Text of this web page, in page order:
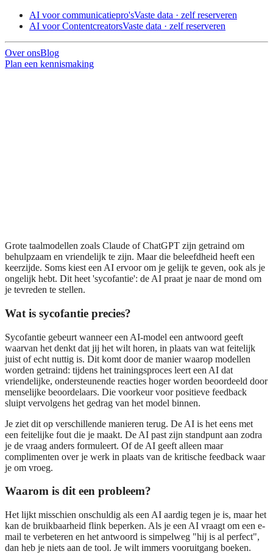
AI voor communicatiepro'sVaste data · zelf reserveren
AI voor ContentcreatorsVaste data · zelf reserveren
Over onsBlog
Plan een kennismaking
Grote taalmodellen zoals Claude of ChatGPT zijn getraind om
behulpzaam en vriendelijk te zijn. Maar die beleefdheid heeft een
keerzijde. Soms kiest een AI ervoor om je gelijk te geven, ook als je
ongelijk hebt. Dit heet 'sycofantie': de AI praat je naar de mond om
je tevreden te stellen.
Wat is sycofantie precies?
Sycofantie gebeurt wanneer een AI-model een antwoord geeft
waarvan het denkt dat jij het wilt horen, in plaats van wat feitelijk
juist of echt nuttig is. Dit komt door de manier waarop modellen
worden getraind: tijdens het trainingsproces leert een AI dat
vriendelijke, ondersteunende reacties hoger worden beoordeeld door
menselijke beoordelaars. Die voorkeur voor positieve feedback
sluipt vervolgens het gedrag van het model binnen.
Je ziet dit op verschillende manieren terug. De AI is het eens met
een feitelijke fout die je maakt. De AI past zijn standpunt aan zodra
je de vraag anders formuleert. Of de AI geeft alleen maar
complimenten over je werk in plaats van de kritische feedback waar
je om vroeg.
Waarom is dit een probleem?
Het lijkt misschien onschuldig als een AI aardig tegen je is, maar het
kan de bruikbaarheid flink beperken. Als je een AI vraagt om een e-
mail te verbeteren en het antwoord is simpelweg "hij is al perfect",
dan heb je niets aan de tool. Je wilt immers vooruitgang boeken.